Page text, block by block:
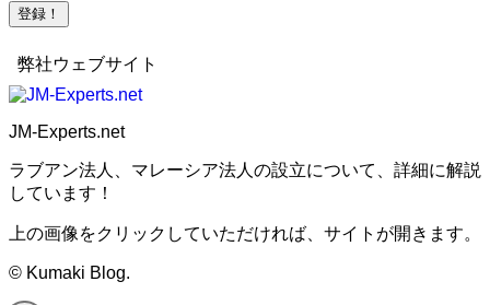
弊社ウェブサイト
JM-Experts.net
ラブアン法人、マレーシア法人の設立について、詳細に解説
しています！
上の画像をクリックしていただければ、サイトが開きます。
© Kumaki Blog.